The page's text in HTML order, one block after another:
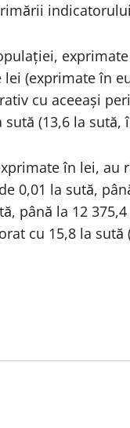
(exprimate în
cu aceeași
(13,6 la
în lei,
0,01 la sută,
până la 12
cu 15,8 la sută